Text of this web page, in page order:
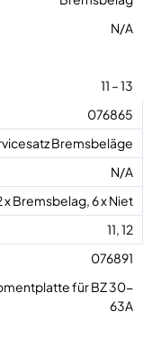
N/A
11 – 13
076865
Bremsbeläge
N/A
x Bremsbelag, 6 x Niet
11, 12
076891
für BZ 30-
63A